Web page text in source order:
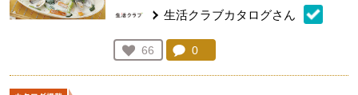
生活クラブカタログさん
お気に入り登録：
66
人が登録
コメント：
0